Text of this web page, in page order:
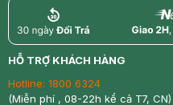
return
HỖ TRỢ KHÁCH HÀNG
Hotline: 1800 6324
(Miễn phí , 08-22h kể cả T7, CN)